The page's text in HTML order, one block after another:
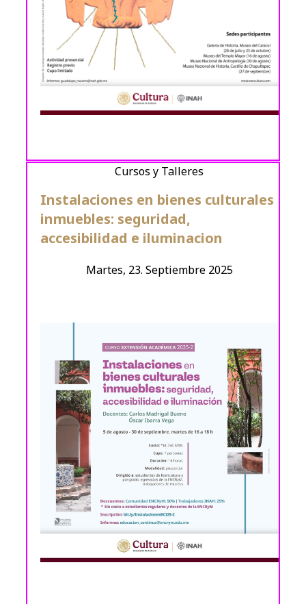
Martes, 23. Septiembre 2025
Instalaciones en bienes culturales
inmuebles: seguridad,
accesibilidad e iluminacion
Cursos y Talleres